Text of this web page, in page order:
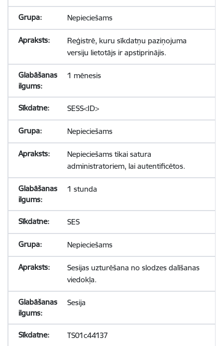
Nepieciešams
Reģistrē, kuru sīkdatņu paziņojuma
versiju lietotājs ir apstiprinājis.
1 mēnesis
SESS<ID>
Nepieciešams
Nepieciešams tikai satura
administratoriem, lai autentificētos.
1 stunda
SES
Nepieciešams
Sesijas uzturēšana no slodzes dalīšanas
viedokļa.
Sesija
TS01c44137